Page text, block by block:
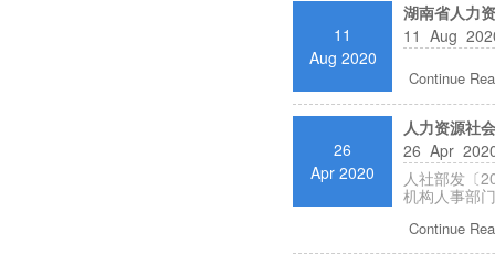
11
Aug 2020
湖南省人力
11 Aug
Continue
26
Apr 2020
人力资源社
26 Apr
人社部发〔
机构人事部
Continue